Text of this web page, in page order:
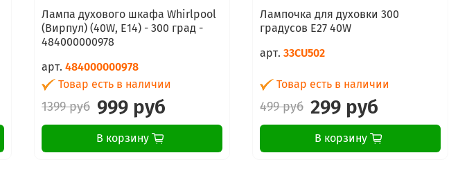
Лампа духового шкафа Whirlpool
(Вирпул) (40W, E14) - 300 град -
484000000978
арт.484000000978
Товар есть в наличии
1399 руб 999 руб
В корзину
Лампочка для духовки 300
градусов E27 40W
арт.33CU502
Товар есть в наличии
499 руб 299 руб
В корзину